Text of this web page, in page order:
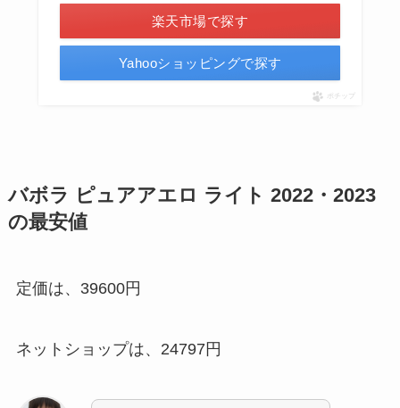
楽天市場で探す
Yahooショッピングで探す
ポチップ
バボラ ピュアアエロ ライト 2022・2023
の最安値
定価は、39600円
ネットショップは、24797円